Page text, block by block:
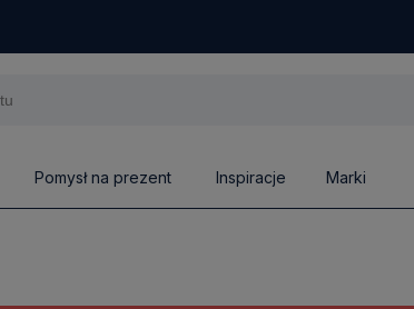
Pomysł na prezent Inspiracje Marki